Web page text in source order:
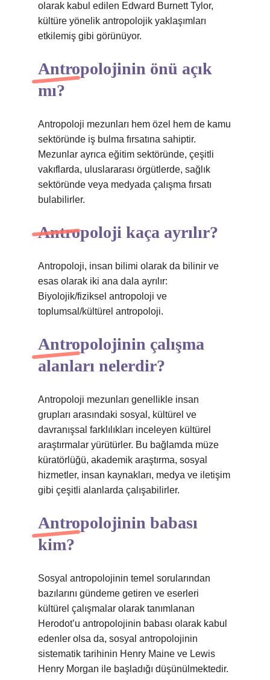
olarak kabul edilen Edward Burnett Tylor,
kültüre yönelik antropolojik yaklaşımları
etkilemiş gibi görünüyor.
Antropolojinin önü açık
mı?
Antropoloji mezunları hem özel hem de kamu
sektöründe iş bulma fırsatına sahiptir.
Mezunlar ayrıca eğitim sektöründe, çeşitli
vakıflarda, uluslararası örgütlerde, sağlık
sektöründe veya medyada çalışma fırsatı
bulabilirler.
Antropoloji kaça ayrılır?
Antropoloji, insan bilimi olarak da bilinir ve
esas olarak iki ana dala ayrılır:
Biyolojik/fiziksel antropoloji ve
toplumsal/kültürel antropoloji.
Antropolojinin çalışma
alanları nelerdir?
Antropoloji mezunları genellikle insan
grupları arasındaki sosyal, kültürel ve
davranışsal farklılıkları inceleyen kültürel
araştırmalar yürütürler. Bu bağlamda müze
küratörlüğü, akademik araştırma, sosyal
hizmetler, insan kaynakları, medya ve iletişim
gibi çeşitli alanlarda çalışabilirler.
Antropolojinin babası
kim?
Sosyal antropolojinin temel sorularından
bazılarını gündeme getiren ve eserleri
kültürel çalışmalar olarak tanımlanan
Herodot’u antropolojinin babası olarak kabul
edenler olsa da, sosyal antropolojinin
sistematik tarihinin Henry Maine ve Lewis
Henry Morgan ile başladığı düşünülmektedir.